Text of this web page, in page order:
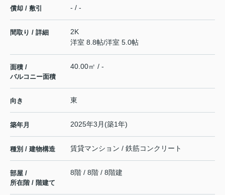
償却 / 敷引 - / -
間取り / 詳細
2K
洋室 8.8帖/洋室 5.0帖
面積 /
バルコニー面積
40.00㎡ / -
向き 東
築年月 2025年3月(築1年)
種別 / 建物構造 賃貸マンション / 鉄筋コンクリート
部屋 /
所在階 / 階建て
8階 / 8階 / 8階建